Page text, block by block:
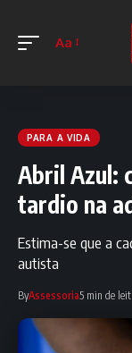
Aa
PARA A VIDA
Abril Azul:
tardio na
Estima-se que a
autista
ByAssessoria5 min de